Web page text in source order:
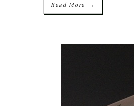
Read More →